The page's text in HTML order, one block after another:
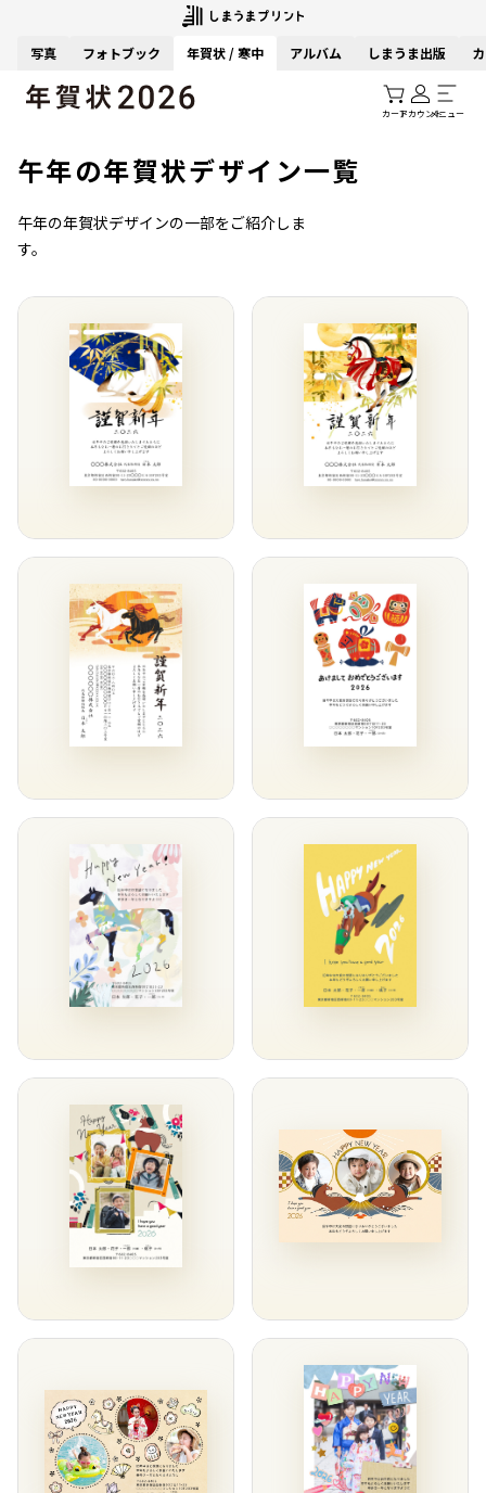
写真 フォトブック 年賀状 / 寒中 アルバム しまうま出版
カートアカウントメニュー
午年の年賀状デザイン一覧
午年の年賀状デザインの一部をご紹介しま
す。